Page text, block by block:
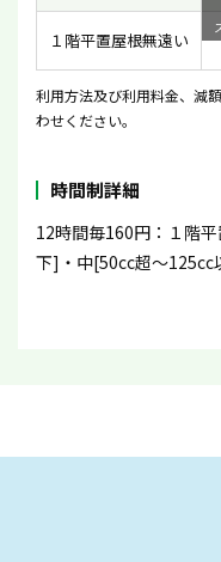
１階平置屋根無遠い
利用方法及び利用料金、減
わせください。
時間制詳細
12時間毎160円：１階
下]・中[50cc超〜125cc